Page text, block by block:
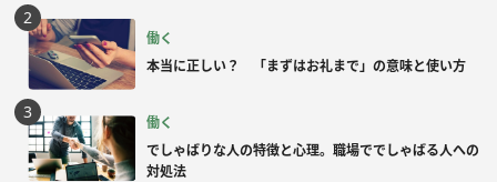
働く
本当に正しい？ 「まずはお礼まで」の意味と使い方
働く
でしゃばりな人の特徴と心理。職場ででしゃばる人への
対処法